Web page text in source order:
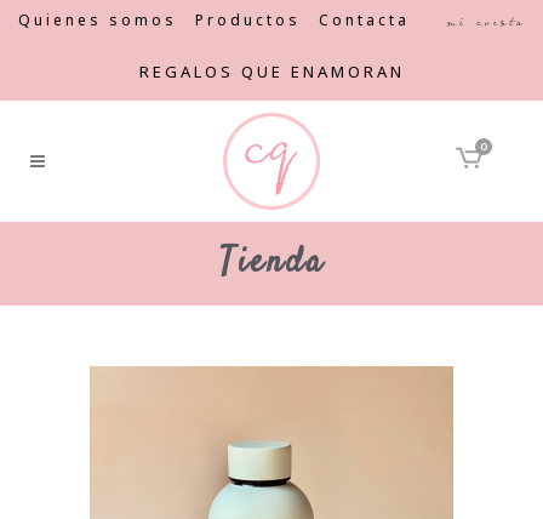
Quienes somos Productos Contacta Mi cuenta
REGALOS QUE ENAMORAN
0
Tienda